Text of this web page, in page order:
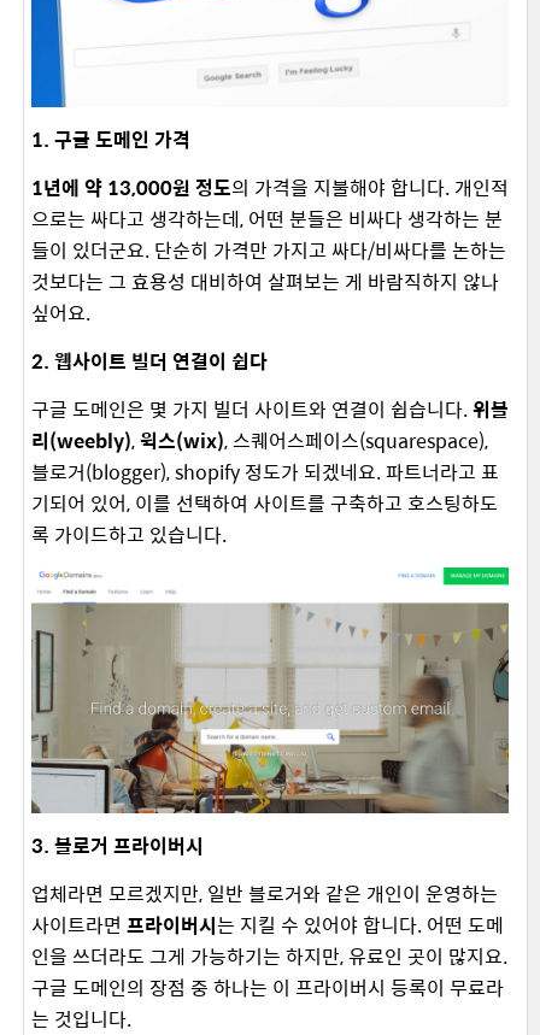
1. 구글 도메인 가격
1년에 약 13,000원 정도의 가격을 지불해야 합니다. 개인적
으로는 싸다고 생각하는데, 어떤 분들은 비싸다 생각하는 분
들이 있더군요. 단순히 가격만 가지고 싸다/비싸다를 논하는
것보다는 그 효용성 대비하여 살펴보는 게 바람직하지 않나
싶어요.
2. 웹사이트 빌더 연결이 쉽다
구글 도메인은 몇 가지 빌더 사이트와 연결이 쉽습니다.위블
리(weebly),윅스(wix), 스퀘어스페이스(squarespace),
블로거(blogger), shopify 정도가 되겠네요. 파트너라고 표
기되어 있어, 이를 선택하여 사이트를 구축하고 호스팅하도
록 가이드하고 있습니다.
3. 블로거 프라이버시
업체라면 모르겠지만, 일반 블로거와 같은 개인이 운영하는
사이트라면 프라이버시는 지킬 수 있어야 합니다. 어떤 도메
인을 쓰더라도 그게 가능하기는 하지만, 유료인 곳이 많지요.
구글 도메인의 장점 중 하나는 이 프라이버시 등록이 무료라
는 것입니다.